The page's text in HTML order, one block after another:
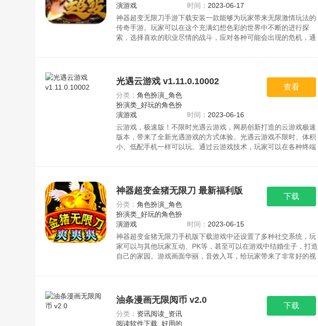
演游戏
时间： 2023-06-17
神器超变无限刀手游下载安装一款能够为玩家带来无限激情玩法的
传奇手游。玩家可以在这个充满幻想色彩的世界中不断的进行探
索，选择喜欢的职业尽情的战斗，应对各种可能会出现的危机，通
光遇云游戏 v1.11.0.10002
分类： 角色扮演_角色
扮演类_好玩的角色扮
演游戏
时间： 2023-06-16
云游戏，极速版！不限时光遇云游戏，网易创新打造的云游戏极速
版本，带来了全新光遇游戏的方式体验。光遇云游戏不限时、体积
小、低配手机一样可以玩。通过云游戏技术，玩家可以在各种终端
查看
神器超变金猪无限刀 最新福利版
分类： 角色扮演_角色
扮演类_好玩的角色扮
演游戏
时间： 2023-06-15
神器超变金猪无限刀手机版下载游戏中还设置了多种社交系统，玩
家可以与其他玩家互动、PK等，甚至可以在游戏中结婚生子，打造
自己的家园。游戏画面华丽，音效入耳，给玩家带来了非常好的视
下载
油条漫画无限阅币 v2.0
分类： 资讯阅读_资讯
阅读软件下载_好用的
下载